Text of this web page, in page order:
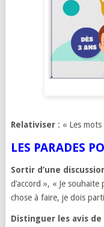
Relativiser: « Les mots
LES PARADES
Sortir d’une
d’accord », « Je souhaite
chose à faire, je dois
Distinguer les avis de